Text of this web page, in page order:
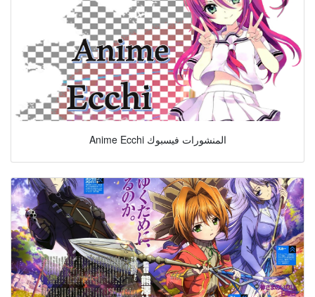
Anime Ecchi المنشورات فيسبوك